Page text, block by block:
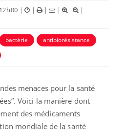
| | | |
|
bactérie
antibiorésistance
menaces pour la santé
Voici la manière dont
des médicaments
mondiale de la santé